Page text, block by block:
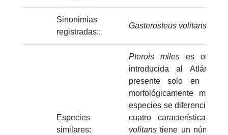
Sinonimias
registradas::
Gasterosteus volitans
Especies
similares:
Pterois mileses otra
introducida al
presente solo en el
morfológicamente muy
especies se diferencian
cuatro características
volitans tiene un número